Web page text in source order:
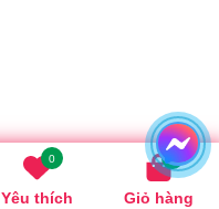
0
Yêu thích
0
Giỏ hàng